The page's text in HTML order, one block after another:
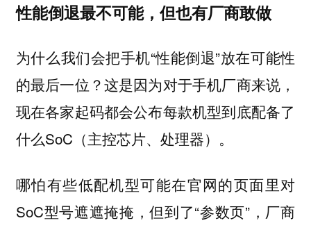
性能倒退最不可能，但也有厂商敢做
为什么我们会把手机“性能倒退”放在可能性
的最后一位？这是因为对于手机厂商来说，
现在各家起码都会公布每款机型到底配备了
什么SoC（主控芯片、处理器）。
哪怕有些低配机型可能在官网的页面里对
SoC型号遮遮掩掩，但到了“参数页”，厂商